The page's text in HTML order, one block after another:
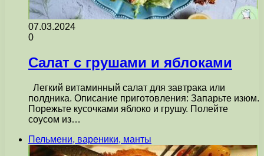
07.03.2024
0
Салат с грушами и яблоками
Легкий витаминный салат для завтрака или
полдника. Описание приготовления: Запарьте изюм.
Порежьте кусочками яблоко и грушу. Полейте
соусом из…
Пельмени, вареники, манты